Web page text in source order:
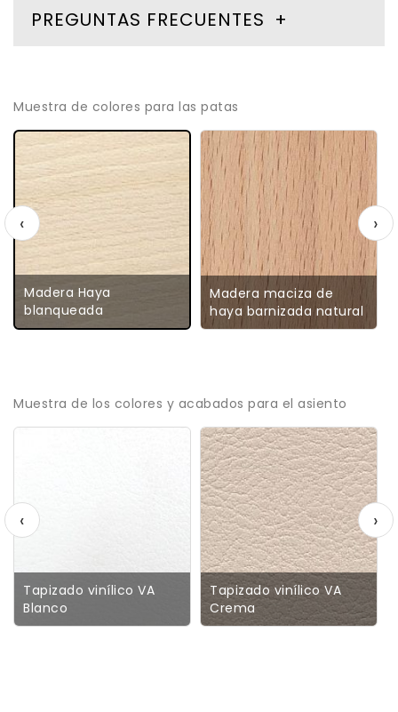
PREGUNTAS FRECUENTES
Muestra de colores para las patas
Madera Haya
blanqueada
Madera maciza de
haya barnizada natural
‹ ›
Muestra de los colores y acabados para el asiento
Tapizado vinílico VA
Blanco
Tapizado vinílico VA
Crema
‹ ›